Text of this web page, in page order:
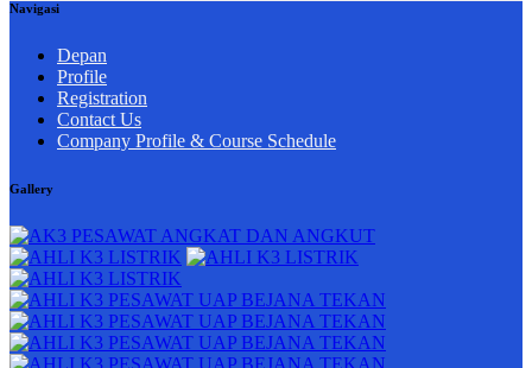
Navigasi
Depan
Profile
Registration
Contact Us
Company Profile & Course Schedule
Gallery